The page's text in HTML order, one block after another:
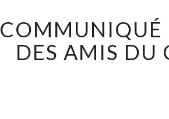
COMMUNIQUÉ
DES AMIS DU